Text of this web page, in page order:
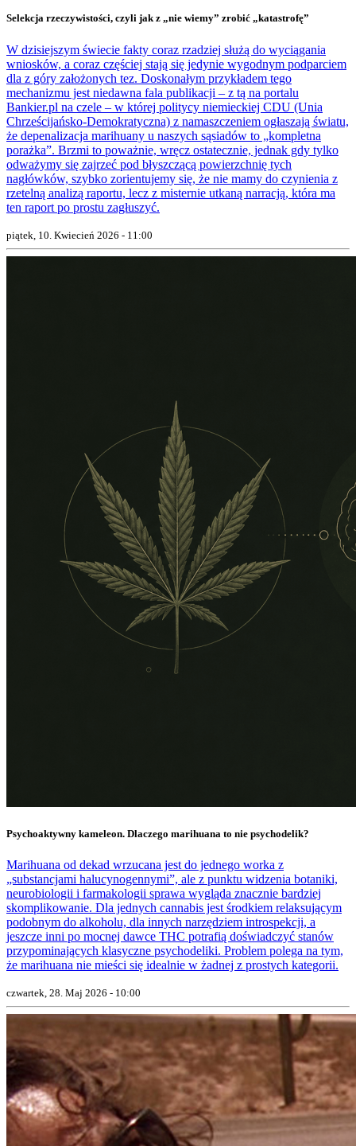
Selekcja rzeczywistości, czyli jak z „nie wiemy” zrobić „katastrofę”
W dzisiejszym świecie fakty coraz rzadziej służą do wyciągania
wniosków, a coraz częściej stają się jedynie wygodnym podparciem
dla z góry założonych tez. Doskonałym przykładem tego
mechanizmu jest niedawna fala publikacji – z tą na portalu
Bankier.pl na czele – w której politycy niemieckiej CDU (Unia
Chrześcijańsko-Demokratyczna) z namaszczeniem ogłaszają światu,
że depenalizacja marihuany u naszych sąsiadów to „kompletna
porażka”. Brzmi to poważnie, wręcz ostatecznie, jednak gdy tylko
odważymy się zajrzeć pod błyszczącą powierzchnię tych
nagłówków, szybko zorientujemy się, że nie mamy do czynienia z
rzetelną analizą raportu, lecz z misternie utkaną narracją, która ma
ten raport po prostu zagłuszyć.
piątek, 10. Kwiecień 2026 - 11:00
Psychoaktywny kameleon. Dlaczego marihuana to nie psychodelik?
Marihuana od dekad wrzucana jest do jednego worka z
„substancjami halucynogennymi”, ale z punktu widzenia botaniki,
neurobiologii i farmakologii sprawa wygląda znacznie bardziej
skomplikowanie. Dla jednych cannabis jest środkiem relaksującym
podobnym do alkoholu, dla innych narzędziem introspekcji, a
jeszcze inni po mocnej dawce THC potrafią doświadczyć stanów
przypominających klasyczne psychodeliki. Problem polega na tym,
że marihuana nie mieści się idealnie w żadnej z prostych kategorii.
czwartek, 28. Maj 2026 - 10:00